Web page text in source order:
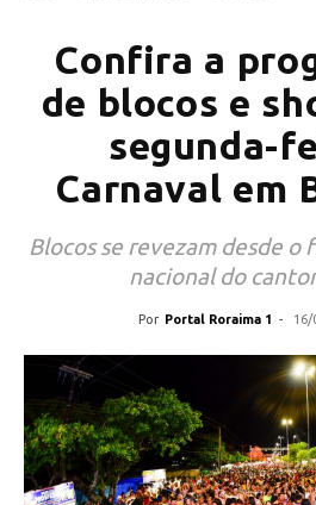
Confira a
de blocos e
segunda-
Carnaval em
Blocos se revezam desde o
nacional do
Por Portal Roraima 1 - 16/